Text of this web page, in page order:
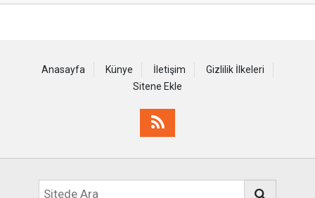
Anasayfa Künye İletişim
Gizlilik İlkeleri
Sitene Ekle